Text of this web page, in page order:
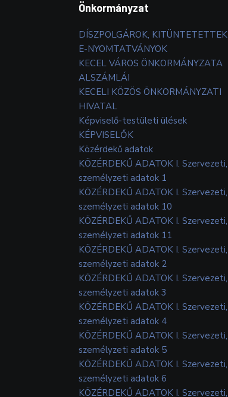
Önkormányzat
DÍSZPOLGÁROK, KITÜNTETETTEK
E-NYOMTATVÁNYOK
KECEL VÁROS ÖNKORMÁNYZATA
ALSZÁMLÁI
KECELI KÖZÖS ÖNKORMÁNYZATI
HIVATAL
Képviselő-testületi ülések
KÉPVISELŐK
Közérdekű adatok
KÖZÉRDEKŰ ADATOK I. Szervezeti,
személyzeti adatok 1
KÖZÉRDEKŰ ADATOK I. Szervezeti,
személyzeti adatok 10
KÖZÉRDEKŰ ADATOK I. Szervezeti,
személyzeti adatok 11
KÖZÉRDEKŰ ADATOK I. Szervezeti,
személyzeti adatok 2
KÖZÉRDEKŰ ADATOK I. Szervezeti,
személyzeti adatok 3
KÖZÉRDEKŰ ADATOK I. Szervezeti,
személyzeti adatok 4
KÖZÉRDEKŰ ADATOK I. Szervezeti,
személyzeti adatok 5
KÖZÉRDEKŰ ADATOK I. Szervezeti,
személyzeti adatok 6
KÖZÉRDEKŰ ADATOK I. Szervezeti,